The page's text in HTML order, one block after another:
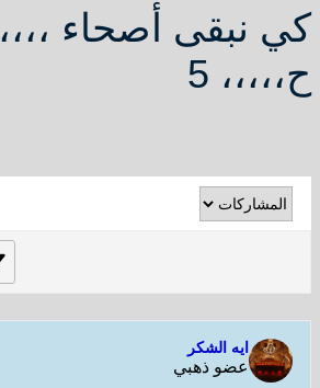
كي نبقى أصحاء ،،،،
ح،،،،، 5
ايه الشكر
عضو ذهبي